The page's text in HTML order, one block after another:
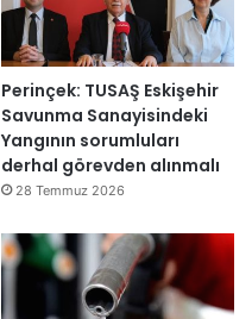
Perinçek: TUSAŞ Eskişehir
Savunma Sanayisindeki
Yangının sorumluları
derhal görevden alınmalı
28 Temmuz 2026